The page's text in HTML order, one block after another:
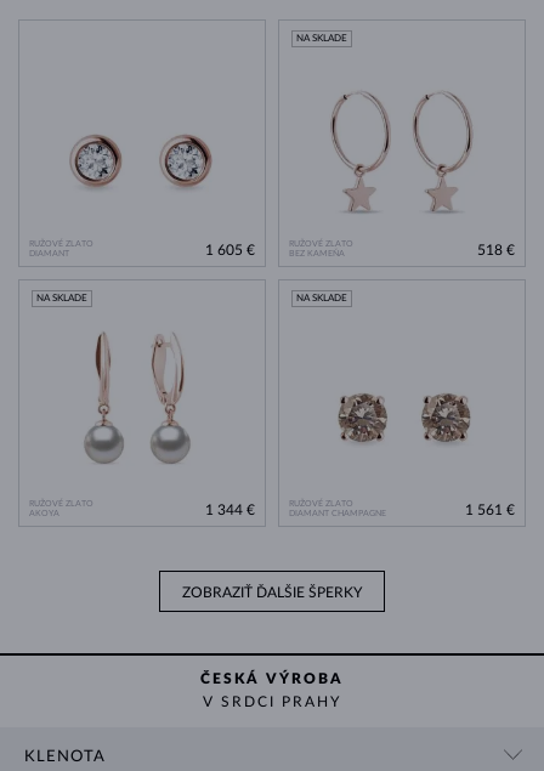
RUŽOVÉ ZLATO
DIAMANT
1 605 €
RUŽOVÉ ZLATO
BEZ KAMEŇA
NA SKLADE
518 €
RUŽOVÉ ZLATO
AKOYA
NA SKLADE
1 344 €
RUŽOVÉ ZLATO
DIAMANT CHAMPAGNE
NA SKLADE
1 561 €
ZOBRAZIŤ ĎALŠIE ŠPERKY
ČESKÁ VÝROBA
V SRDCI PRAHY
KLENOTA